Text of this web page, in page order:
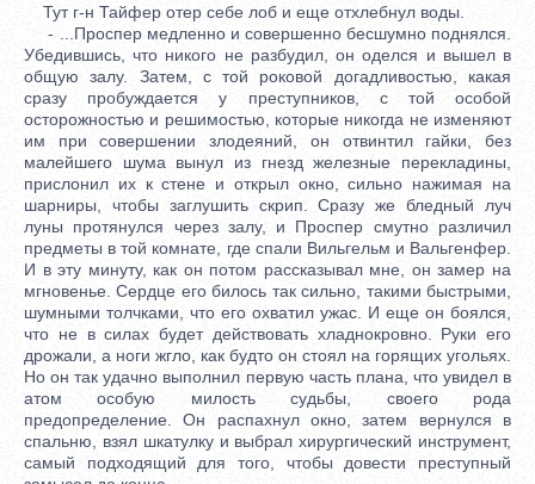
Тут г-н Тайфер отер себе лоб и еще отхлебнул воды.
- ...Проспер медленно и совершенно бесшумно поднялся.
Убедившись, что никого не разбудил, он оделся и вышел в
общую залу. Затем, с той роковой догадливостью, какая
сразу пробуждается у преступников, с той особой
осторожностью и решимостью, которые никогда не изменяют
им при совершении злодеяний, он отвинтил гайки, без
малейшего шума вынул из гнезд железные перекладины,
прислонил их к стене и открыл окно, сильно нажимая на
шарниры, чтобы заглушить скрип. Сразу же бледный луч
луны протянулся через залу, и Проспер смутно различил
предметы в той комнате, где спали Вильгельм и Вальгенфер.
И в эту минуту, как он потом рассказывал мне, он замер на
мгновенье. Сердце его билось так сильно, такими быстрыми,
шумными толчками, что его охватил ужас. И еще он боялся,
что не в силах будет действовать хладнокровно. Руки его
дрожали, а ноги жгло, как будто он стоял на горящих угольях.
Но он так удачно выполнил первую часть плана, что увидел в
атом особую милость судьбы, своего рода
предопределение. Он распахнул окно, затем вернулся в
спальню, взял шкатулку и выбрал хирургический инструмент,
самый подходящий для того, чтобы довести преступный